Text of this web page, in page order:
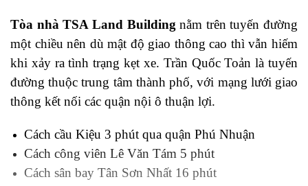
Tòa nhà TSA Land Buildingnằm trên tuyến đường
một chiều nên dù mật độ giao thông cao thì vẫn hiếm
khi xảy ra tình trạng kẹt xe. Trần Quốc Toản là tuyến
đường thuộc trung tâm thành phố, với mạng lưới giao
thông kết nối các quận nội ô thuận lợi.
Cách cầu Kiệu 3 phút qua quận Phú Nhuận
Cách công viên Lê Văn Tám 5 phút
Cách sân bay Tân Sơn Nhất 16 phút